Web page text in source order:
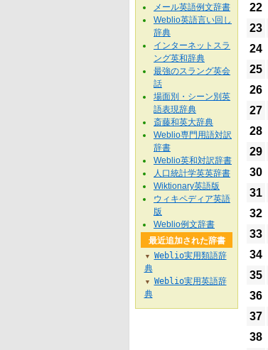
22
23
24
25
26
27
28
29
30
31
32
33
34
35
36
37
38
メール英語例文辞書
Weblio英語言い回し
辞典
インターネットスラ
ング英和辞典
最強のスラング英会
話
場面別・シーン別英
語表現辞典
斎藤和英大辞典
Weblio専門用語対訳
辞書
Weblio英和対訳辞書
人口統計学英英辞書
Wiktionary英語版
ウィキペディア英語
版
Weblio例文辞書
最近追加された辞書
▼
Weblio実用類語辞
典
▼
Weblio実用英語辞
典